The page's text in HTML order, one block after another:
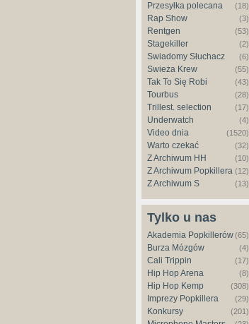
Przesyłka polecana (18)
Rap Show (3)
Rentgen (53)
Stagekiller (2)
Świadomy Słuchacz (6)
Świeża Krew (55)
Tak To Się Robi (43)
Tourbus (28)
Trillest. selection (17)
Underwatch (4)
Video dnia (1520)
Warto czekać (32)
Z Archiwum HH (10)
Z Archiwum Popkillera (12)
Z Archiwum S (13)
Tylko u nas
Akademia Popkillerów(65)
Burza Mózgów (4)
Cali Trippin (17)
Hip Hop Arena (8)
Hip Hop Kemp (308)
Imprezy Popkillera (29)
Konkursy (201)